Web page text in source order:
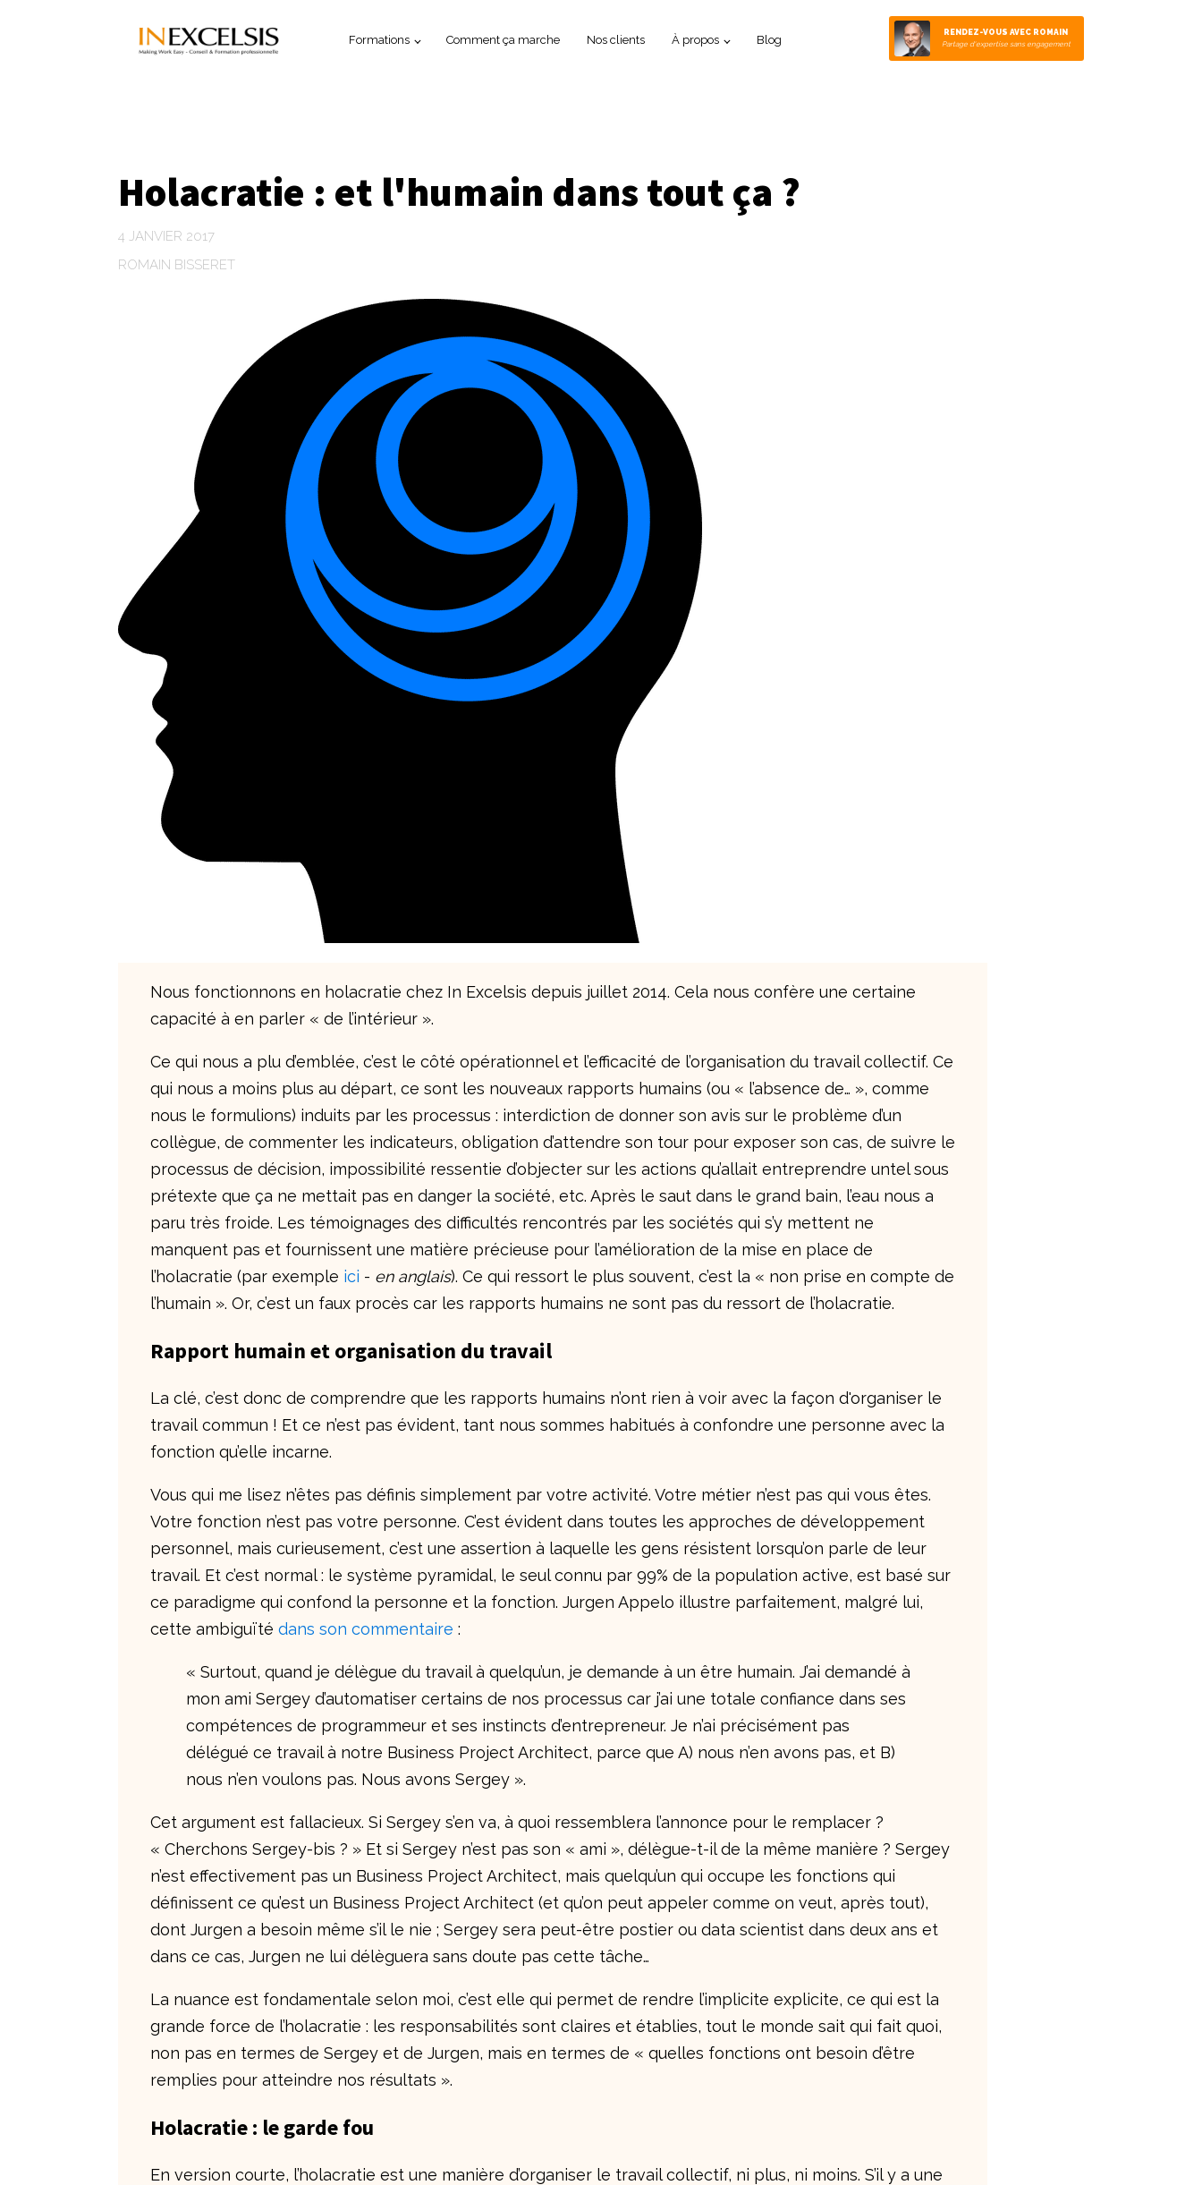
Formations Comment ça marche Nos clients À propos Blog
RENDEZ-VOUS AVEC ROMAIN
Partage d'expertise sans engagement
Holacratie : et l'humain dans tout ça ?
4 JANVIER 2017
ROMAIN BISSERET
Nous fonctionnons en holacratie chez In Excelsis depuis juillet 2014. Cela nous confère une certaine
capacité à en parler « de l’intérieur ».
Ce qui nous a plu d’emblée, c’est le côté opérationnel et l’efficacité de l’organisation du travail collectif. Ce
qui nous a moins plus au départ, ce sont les nouveaux rapports humains (ou « l’absence de… », comme
nous le formulions) induits par les processus : interdiction de donner son avis sur le problème d’un
collègue, de commenter les indicateurs, obligation d’attendre son tour pour exposer son cas, de suivre le
processus de décision, impossibilité ressentie d’objecter sur les actions qu’allait entreprendre untel sous
prétexte que ça ne mettait pas en danger la société, etc. Après le saut dans le grand bain, l’eau nous a
paru très froide. Les témoignages des difficultés rencontrés par les sociétés qui s’y mettent ne
manquent pas et fournissent une matière précieuse pour l’amélioration de la mise en place de
l’holacratie (par exemple ici - en anglais). Ce qui ressort le plus souvent, c’est la « non prise en compte de
l’humain ». Or, c’est un faux procès car les rapports humains ne sont pas du ressort de l’holacratie.
Rapport humain et organisation du travail
La clé, c’est donc de comprendre que les rapports humains n’ont rien à voir avec la façon d'organiser le
travail commun ! Et ce n’est pas évident, tant nous sommes habitués à confondre une personne avec la
fonction qu’elle incarne.
Vous qui me lisez n’êtes pas définis simplement par votre activité. Votre métier n’est pas qui vous êtes.
Votre fonction n’est pas votre personne. C’est évident dans toutes les approches de développement
personnel, mais curieusement, c’est une assertion à laquelle les gens résistent lorsqu’on parle de leur
travail. Et c’est normal : le système pyramidal, le seul connu par 99% de la population active, est basé sur
ce paradigme qui confond la personne et la fonction. Jurgen Appelo illustre parfaitement, malgré lui,
cette ambiguïté dans son commentaire :
« Surtout, quand je délègue du travail à quelqu’un, je demande à un être humain. J’ai demandé à
mon ami Sergey d’automatiser certains de nos processus car j’ai une totale confiance dans ses
compétences de programmeur et ses instincts d’entrepreneur. Je n’ai précisément pas
délégué ce travail à notre Business Project Architect, parce que A) nous n’en avons pas, et B)
nous n’en voulons pas. Nous avons Sergey ».
Cet argument est fallacieux. Si Sergey s’en va, à quoi ressemblera l’annonce pour le remplacer ?
« Cherchons Sergey-bis ? » Et si Sergey n’est pas son « ami », délègue-t-il de la même manière ? Sergey
n’est effectivement pas un Business Project Architect, mais quelqu’un qui occupe les fonctions qui
définissent ce qu’est un Business Project Architect (et qu’on peut appeler comme on veut, après tout),
dont Jurgen a besoin même s’il le nie ; Sergey sera peut-être postier ou data scientist dans deux ans et
dans ce cas, Jurgen ne lui délèguera sans doute pas cette tâche…
La nuance est fondamentale selon moi, c’est elle qui permet de rendre l’implicite explicite, ce qui est la
grande force de l’holacratie : les responsabilités sont claires et établies, tout le monde sait qui fait quoi,
non pas en termes de Sergey et de Jurgen, mais en termes de « quelles fonctions ont besoin d’être
remplies pour atteindre nos résultats ».
Holacratie : le garde fou
En version courte, l’holacratie est une manière d’organiser le travail collectif, ni plus, ni moins. S’il y a une